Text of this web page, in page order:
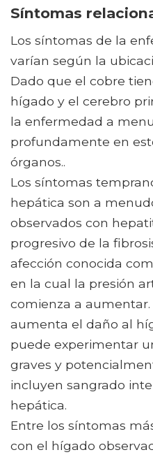
Síntomas
Los síntomas de la
varían según la
Dado que el cobre
hígado y el cerebro
la enfermedad a
profundamente en
órganos..
Los síntomas
hepática son a
observados con
progresivo de la
afección conocida
en la cual la presión
comienza a
aumenta el daño al
puede experimentar
graves y
incluyen sangrado
hepática.
Entre los síntomas
con el hígado